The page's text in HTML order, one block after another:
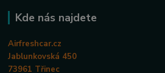
Kde nás najdete
Airfreshcar.cz
Jablunkovská 450
73961 Třinec